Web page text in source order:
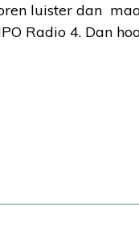
luister dan
Radio 4. Dan